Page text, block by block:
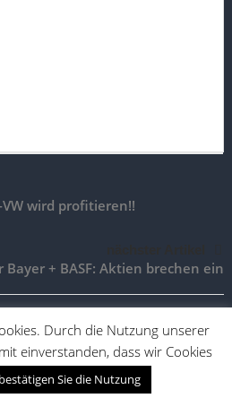
wird profitieren!!
Bayer + BASF: Aktien brechen ein
|Vertrag widerrufen|Vertrag
kündigen
Durch die Nutzung unserer
einverstanden, dass wir Cookies
Sie die Nutzung